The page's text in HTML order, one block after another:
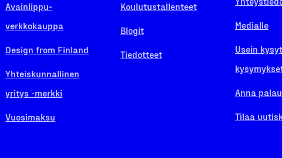
Avainlippu-
verkkokauppa
Design from Finland
Yhteiskunnallinen
yritys -merkki
Vuosimaksu
Koulutustallenteet
Blogit
Tiedotteet
Medialle
Usein
Anna
Tilaa